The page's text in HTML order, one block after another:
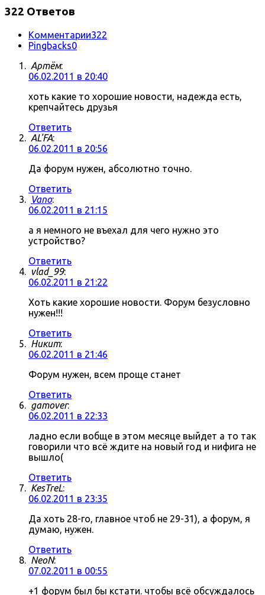
322 Ответов
Комментарии322
Pingbacks0
Артём:
06.02.2011 в 20:40
хоть какие то хорошие новости, надежда есть,
крепчайтесь друзья
Ответить
AL'FA:
06.02.2011 в 20:56
Да форум нужен, абсолютно точно.
Ответить
Vano:
06.02.2011 в 21:15
а я немного не въехал для чего нужно это
устройство?
Ответить
vlad_99:
06.02.2011 в 21:22
Хоть какие хорошие новости. Форум безусловно
нужен!!!
Ответить
Никит:
06.02.2011 в 21:46
Форум нужен, всем проще станет
Ответить
gamover:
06.02.2011 в 22:33
ладно если вобще в этом месяце выйдет а то так
говорили что всё ждите на новый год и нифига не
вышло(
Ответить
KesTreL:
06.02.2011 в 23:35
Да хоть 28-го, главное чтоб не 29-31), а форум, я
думаю, нужен.
Ответить
NeoN:
07.02.2011 в 00:55
+1 форум был бы кстати. чтобы всё обсуждалось